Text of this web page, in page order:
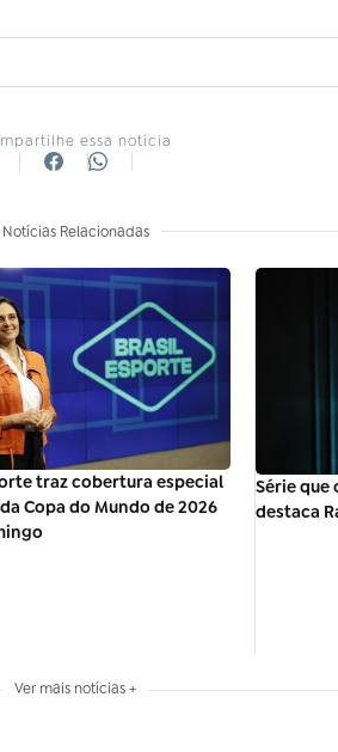
essa notícia
Notícias Relacionadas
traz cobertura especial
Copa do Mundo de 2026
Série que
destaca
Ver mais notícias +